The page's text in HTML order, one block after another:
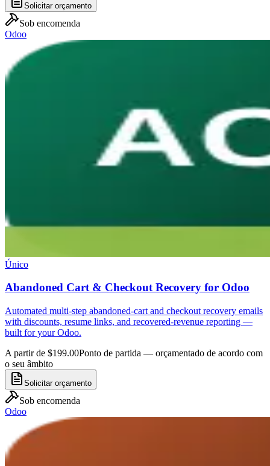
Solicitar orçamento
Sob encomenda
Odoo
Único
Abandoned Cart & Checkout Recovery for Odoo
Automated multi-step abandoned-cart and checkout recovery emails
with discounts, resume links, and recovered-revenue reporting —
built for your Odoo.
A partir de $199.00Ponto de partida — orçamentado de acordo com
o seu âmbito
Solicitar orçamento
Sob encomenda
Odoo